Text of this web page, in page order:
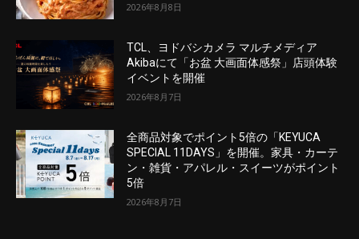
2026年8月8日
TCL、ヨドバシカメラ マルチメディア
Akibaにて「お盆 大画面体感祭」店頭体験
イベントを開催
2026年8月7日
全商品対象でポイント5倍の「KEYUCA
SPECIAL 11DAYS」を開催。家具・カーテ
ン・雑貨・アパレル・スイーツがポイント
5倍
2026年8月7日